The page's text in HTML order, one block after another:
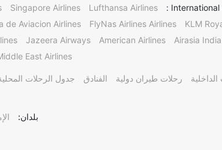
International
Lufthansa Airlines
Singapore Airlines
KLM
FlyNas Airlines Airlines
de Aviacion Airlines
Airasia
American Airlines
Jazeera Airways
East Airlines
رحلات طيران دولية الفنادق جدول الرحلات
بلدان: